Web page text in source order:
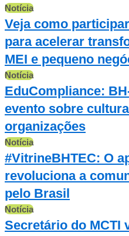
Notícia
Veja como
para acelerar
MEI e pequeno
Notícia
EduCompliance:
evento sobre
organizações
Notícia
#VitrineBHTEC: O
revoluciona a
pelo Brasil
Notícia
Secretário do MCTI